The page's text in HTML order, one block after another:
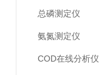
总磷测定仪
氨氮测定仪
COD在线分析仪